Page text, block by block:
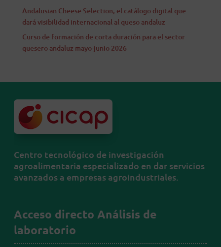
Andalusian Cheese Selection, el catálogo digital que
dará visibilidad internacional al queso andaluz
Curso de formación de corta duración para el sector
quesero andaluz mayo-junio 2026
Centro tecnológico de investigación
agroalimentaria especializado en dar servicios
avanzados a empresas agroindustriales.
Acceso directo Análisis de
laboratorio